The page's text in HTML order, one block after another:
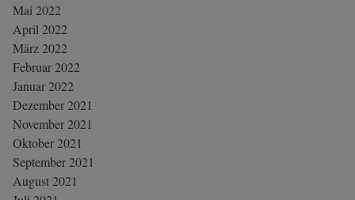
Mai 2022
April 2022
März 2022
Februar 2022
Januar 2022
Dezember 2021
November 2021
Oktober 2021
September 2021
August 2021